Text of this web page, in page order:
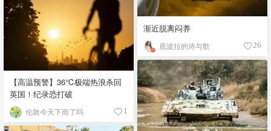
渐近脱离闷养
底波拉的诗与歌 26
【高温预警】36℃极端热浪杀回
英国！纪录恐打破
伦敦今天下雨了吗 1